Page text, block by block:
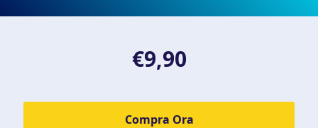
€9,90
Compra Ora